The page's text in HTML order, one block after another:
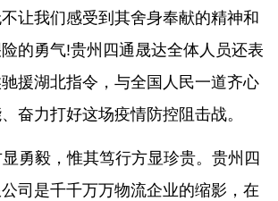
让我们感受到其舍身奉献的精神和
的勇气!贵州四通晟达全体人员还表
援湖北指令，与全国人民一道齐心
奋力打好这场疫情防控阻击战。
勇毅，惟其笃行方显珍贵。贵州四
司是千千万万物流企业的缩影，在